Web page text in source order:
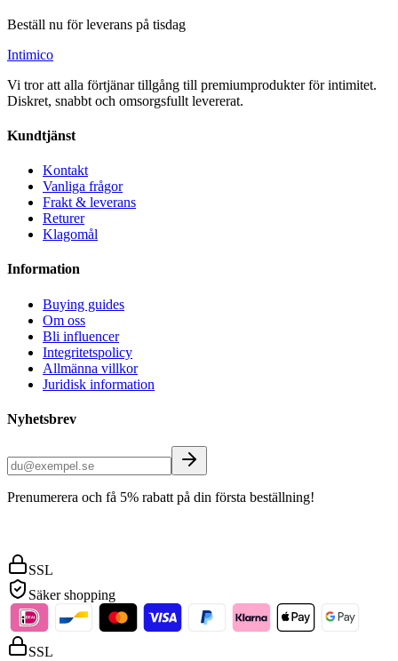
Beställ nu för leverans på tisdag
Intimico
Vi tror att alla förtjänar tillgång till premiumprodukter för intimitet.
Diskret, snabbt och omsorgsfullt levererat.
Kundtjänst
Kontakt
Vanliga frågor
Frakt & leverans
Returer
Klagomål
Information
Buying guides
Om oss
Bli influencer
Integritetspolicy
Allmänna villkor
Juridisk information
Nyhetsbrev
Prenumerera och få 5% rabatt på din första beställning!
SSL
Säker shopping
SSL